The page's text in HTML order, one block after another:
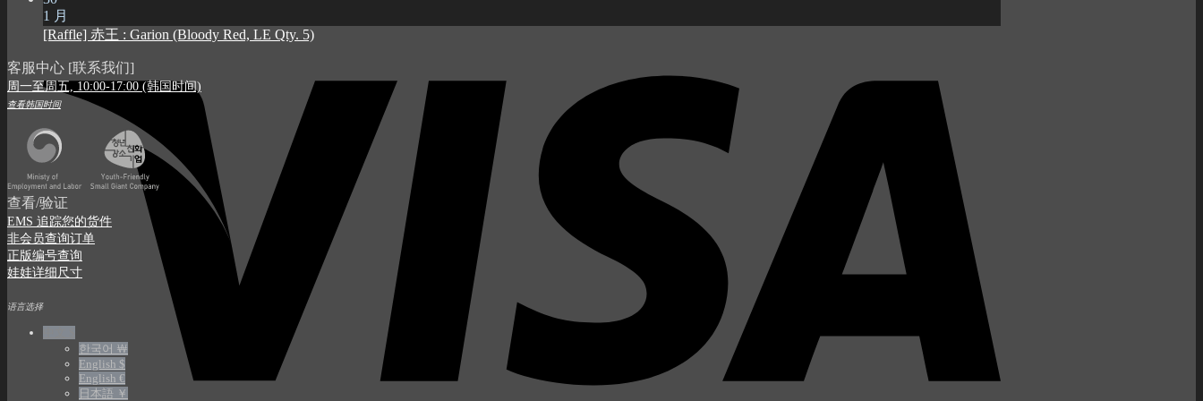
1 月
[Raffle] 赤王 : Garion (Bloody Red, LE Qty. 5)
客服中心 [联系我们]
周一至周五, 10:00-17:00 (韩国时间)
查看韩国时间
查看/验证
EMS 追踪您的货件
非会员查询订单
正版编号查询
娃娃详细尺寸
语言选择
한국어 ￦
English $
English €
日本語 ￥